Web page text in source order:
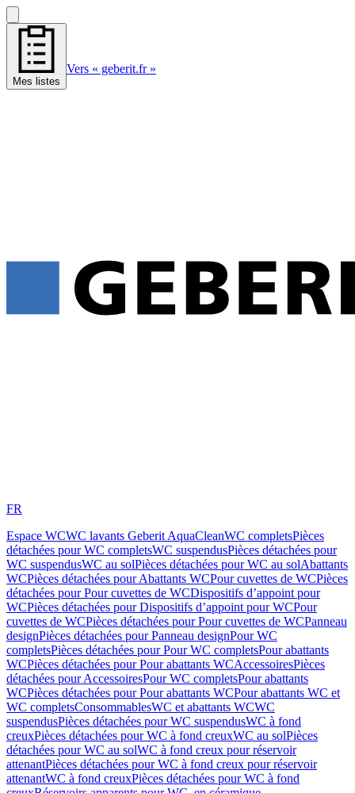
Mes listes
Vers « geberit.fr »
FR
Espace WCWC lavants Geberit AquaCleanWC completsPièces
détachées pour WC completsWC suspendusPièces détachées pour
WC suspendusWC au solPièces détachées pour WC au solAbattants
WCPièces détachées pour Abattants WCPour cuvettes de WCPièces
détachées pour Pour cuvettes de WCDispositifs d’appoint pour
WCPièces détachées pour Dispositifs d’appoint pour WCPour
cuvettes de WCPièces détachées pour Pour cuvettes de WCPanneau
designPièces détachées pour Panneau designPour WC
completsPièces détachées pour Pour WC completsPour abattants
WCPièces détachées pour Pour abattants WCAccessoiresPièces
détachées pour AccessoiresPour WC completsPour abattants
WCPièces détachées pour Pour abattants WCPour abattants WC et
WC completsConsommablesWC et abattants WCWC
suspendusPièces détachées pour WC suspendusWC à fond
creuxPièces détachées pour WC à fond creuxWC au solPièces
détachées pour WC au solWC à fond creux pour réservoir
attenantPièces détachées pour WC à fond creux pour réservoir
attenantWC à fond creuxPièces détachées pour WC à fond